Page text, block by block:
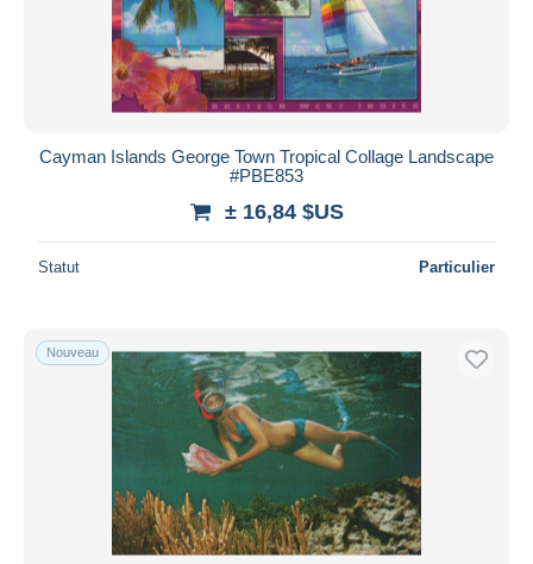
Appliquer
Cayman Islands George Town Tropical Collage Landscape
#PBE853
± 16,84 $US
Statut Particulier
Nouveau